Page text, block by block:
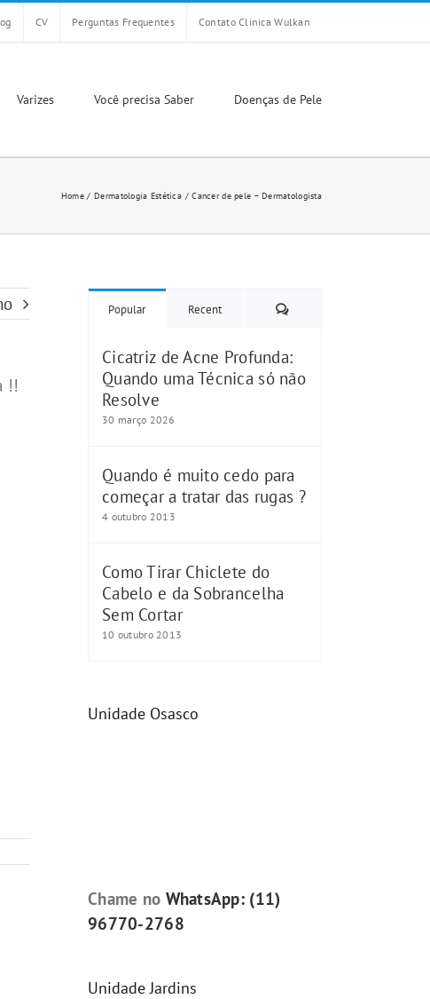
CV Perguntas Frequentes Contato Clinica Wulkan
Varizes Você precisa Saber Doenças de Pele
Home Dermatologia Estética Cancer de pele – Dermatologista
!!
Popular Recent Comments
Cicatriz de Acne Profunda:
Quando uma Técnica só não
Resolve
30 março 2026
Quando é muito cedo para
começar a tratar das rugas ?
4 outubro 2013
Como Tirar Chiclete do
Cabelo e da Sobrancelha
Sem Cortar
10 outubro 2013
Unidade Osasco
Chame no WhatsApp: (11)
96770-2768
Unidade Jardins